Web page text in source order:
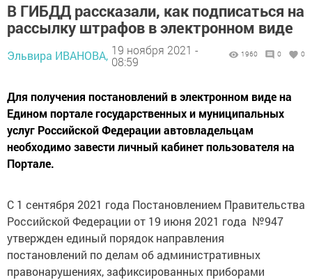
В ГИБДД рассказали, как подписаться на
рассылку штрафов в электронном виде
Эльвира ИВАНОВА, 19 ноября 2021 -
08:59
1960 0 0
Для получения постановлений в электронном виде на
Едином портале государственных и муниципальных
услуг Российской Федерации автовладельцам
необходимо завести личный кабинет пользователя на
Портале.
С 1 сентября 2021 года Постановлением Правительства
Российской Федерации от 19 июня 2021 года №947
утвержден единый порядок направления
постановлений по делам об административных
правонарушениях, зафиксированных приборами